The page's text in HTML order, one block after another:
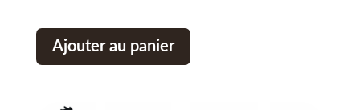
Ajouter au panier